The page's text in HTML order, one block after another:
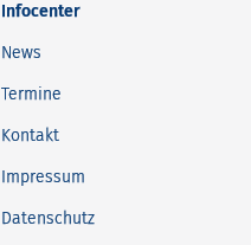
Infocenter
News
Termine
Kontakt
Impressum
Datenschutz